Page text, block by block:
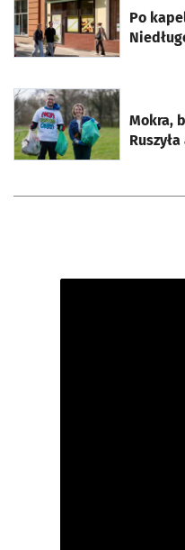
Po
Mokra,
otworzy się w nowej